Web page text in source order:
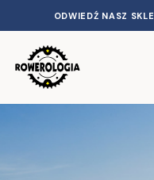
ODWIEDŹ NASZ